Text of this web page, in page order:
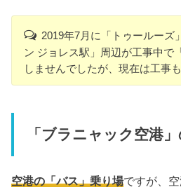
2019年7月に「トゥールーズ
ン ジョレス駅」周辺が工事中で
しませんでしたが、現在は工事
「ブラニャック空港
空港の「バス」乗り場ですが、